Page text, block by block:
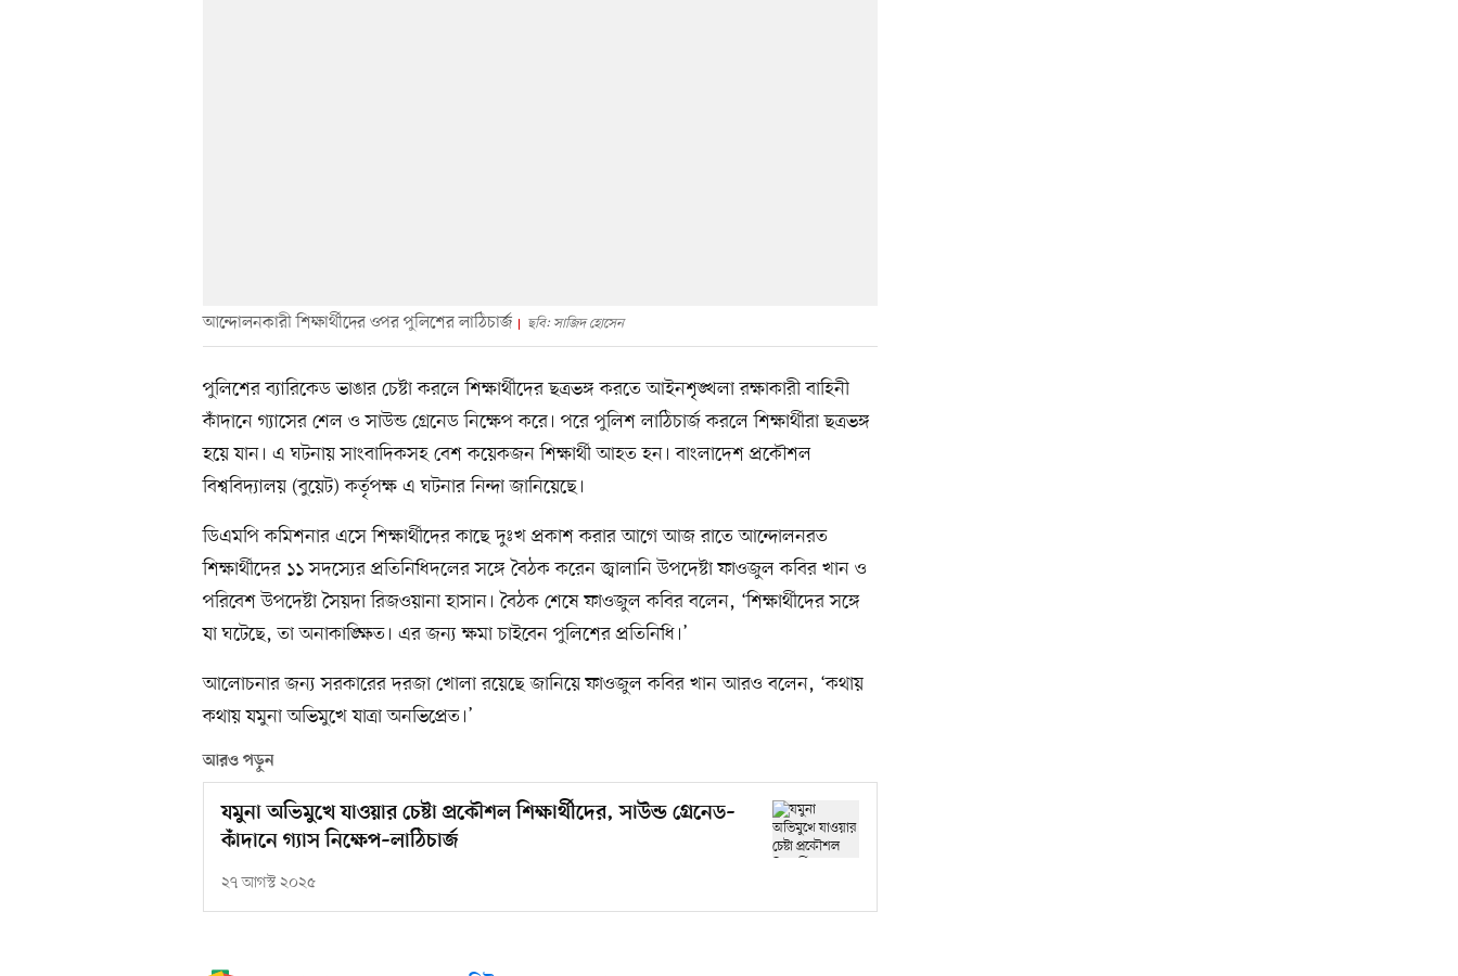
আন্দোলনকারী শিক্ষার্থীদের ওপর পুলিশের লাঠিচার্জ ছবি: সাজিদ হোসেন
পুলিশের ব্যারিকেড ভাঙার চেষ্টা করলে শিক্ষার্থীদের ছত্রভঙ্গ করতে আইনশৃঙ্খলা রক্ষাকারী বাহিনী
কাঁদানে গ্যাসের শেল ও সাউন্ড গ্রেনেড নিক্ষেপ করে। পরে পুলিশ লাঠিচার্জ করলে শিক্ষার্থীরা ছত্রভঙ্গ
হয়ে যান। এ ঘটনায় সাংবাদিকসহ বেশ কয়েকজন শিক্ষার্থী আহত হন। বাংলাদেশ প্রকৌশল
বিশ্ববিদ্যালয় (বুয়েট) কর্তৃপক্ষ এ ঘটনার নিন্দা জানিয়েছে।
ডিএমপি কমিশনার এসে শিক্ষার্থীদের কাছে দুঃখ প্রকাশ করার আগে আজ রাতে আন্দোলনরত
শিক্ষার্থীদের ১১ সদস্যের প্রতিনিধিদলের সঙ্গে বৈঠক করেন জ্বালানি উপদেষ্টা ফাওজুল কবির খান ও
পরিবেশ উপদেষ্টা সৈয়দা রিজওয়ানা হাসান। বৈঠক শেষে ফাওজুল কবির বলেন, ‘শিক্ষার্থীদের সঙ্গে
যা ঘটেছে, তা অনাকাঙ্ক্ষিত। এর জন্য ক্ষমা চাইবেন পুলিশের প্রতিনিধি।’
আলোচনার জন্য সরকারের দরজা খোলা রয়েছে জানিয়ে ফাওজুল কবির খান আরও বলেন, ‘কথায়
কথায় যমুনা অভিমুখে যাত্রা অনভিপ্রেত।’
আরও পড়ুন
যমুনা অভিমুখে যাওয়ার চেষ্টা প্রকৌশল শিক্ষার্থীদের, সাউন্ড গ্রেনেড–
কাঁদানে গ্যাস নিক্ষেপ–লাঠিচার্জ
২৭ আগস্ট ২০২৫